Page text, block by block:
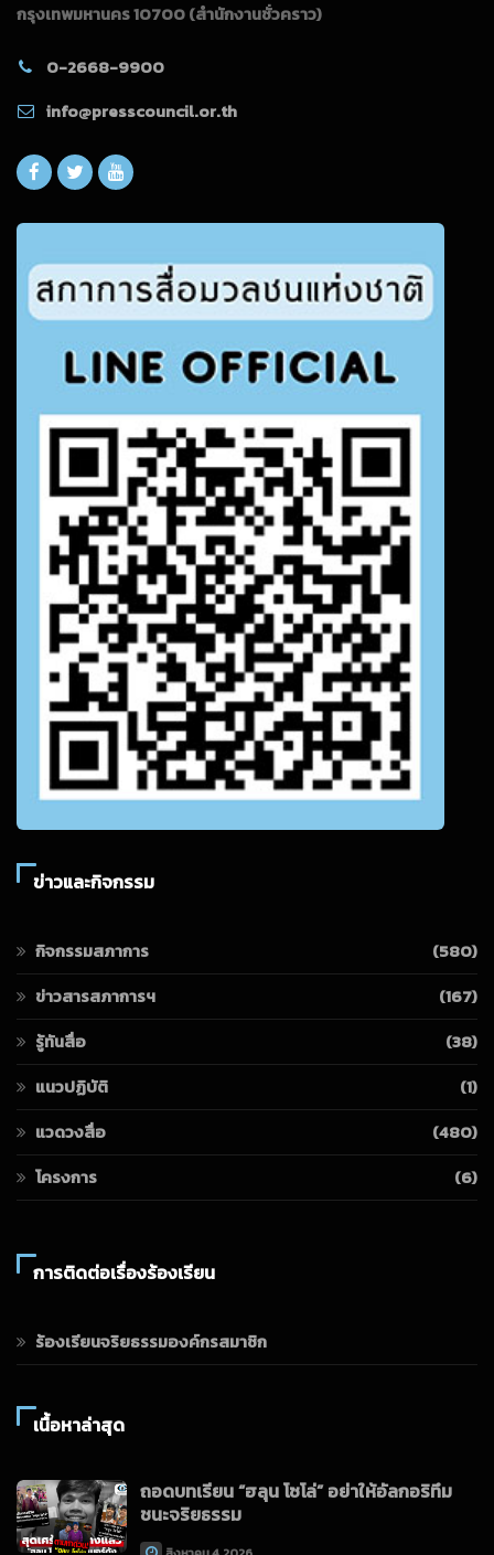
กรุงเทพมหานคร 10700(สำนักงานชั่วคราว)
0-2668-9900
info@presscouncil.or.th
ข่าวและกิจกรรม
กิจกรรมสภาการ
(580)
ข่าวสารสภาการฯ
(167)
รู้ทันสื่อ
(38)
แนวปฏิบัติ
(1)
แวดวงสื่อ
(480)
โครงการ
(6)
การติดต่อเรื่องร้องเรียน
ร้องเรียนจริยธรรมองค์กรสมาชิก
เนื้อหาล่าสุด
ถอดบทเรียน “ฮลุน โซโล่” อย่าให้อัลกอริทึม
ชนะจริยธรรม